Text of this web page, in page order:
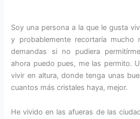
Soy una persona a la que le gusta
y probablemente recortaría
demandas si no pudiera
ahora puedo pues, me las permito.
vivir en altura, donde tenga unas
cuantos más cristales haya, mejor.
He vivido en las afueras de las